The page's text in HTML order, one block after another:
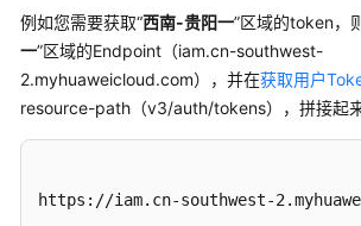
如
何
调
用
API
造
例如您需要获取“西南-贵阳一”区域的token，
一”区域的Endpoint（iam.cn-southwest-
2.myhuaweicloud.com），并在获取用户
resource-path（v3/auth/tokens），拼接起来
https://iam.cn-southwest-